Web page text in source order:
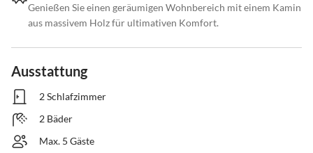
Genießen Sie einen geräumigen Wohnbereich mit einem Kamin
aus massivem Holz für ultimativen Komfort.
Ausstattung
2 Schlafzimmer
2 Bäder
Max. 5 Gäste